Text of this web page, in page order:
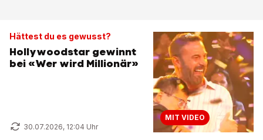
Hättest du es gewusst?
Hollywoodstar gewinnt
bei «Wer wird Millionär»
30.07.2026, 12:04 Uhr
MIT VIDEO